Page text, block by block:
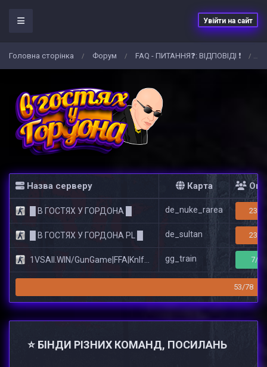
Увійти на сайт
Головна сторiнка / Форум / FAQ - ПИТАННЯ❓: ВIДПОВIДI ❗ /
Назва серверу Карта
█ В ГОСТЯХ У ГОРДОНА █ de_nuke_rarea 23/
█ В ГОСТЯХ У ГОРДОНА PL █ de_sultan 23/
1VSAll.WIN/GunGame|FFA|KnIfE MoD gg_train 7/14
53/78
⭐ БІНДИ РІЗНИХ КОМАНД, ПОСИЛАНЬ